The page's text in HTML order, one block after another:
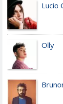
Lucio
Olly